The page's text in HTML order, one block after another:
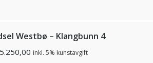
Westbø – Klangbunn 4
5.250,00 inkl. 5% kunstavgift